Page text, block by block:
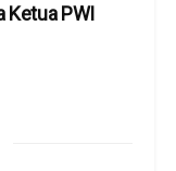
Ketua PWI